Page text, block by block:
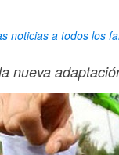
noticias a todos los
nueva